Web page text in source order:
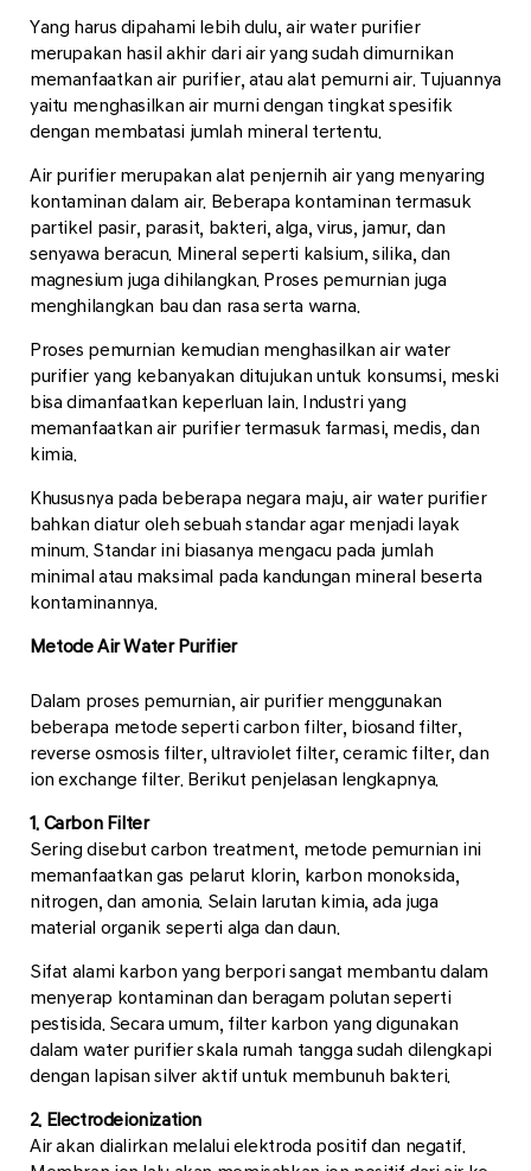
Yang harus dipahami lebih dulu, air water purifier
merupakan hasil akhir dari air yang sudah dimurnikan
memanfaatkan air purifier, atau alat pemurni air. Tujuannya
yaitu menghasilkan air murni dengan tingkat spesifik
dengan membatasi jumlah mineral tertentu.
Air purifier merupakan alat penjernih air yang menyaring
kontaminan dalam air. Beberapa kontaminan termasuk
partikel pasir, parasit, bakteri, alga, virus, jamur, dan
senyawa beracun. Mineral seperti kalsium, silika, dan
magnesium juga dihilangkan. Proses pemurnian juga
menghilangkan bau dan rasa serta warna.
Proses pemurnian kemudian menghasilkan air water
purifier yang kebanyakan ditujukan untuk konsumsi, meski
bisa dimanfaatkan keperluan lain. Industri yang
memanfaatkan air purifier termasuk farmasi, medis, dan
kimia.
Khususnya pada beberapa negara maju, air water purifier
bahkan diatur oleh sebuah standar agar menjadi layak
minum. Standar ini biasanya mengacu pada jumlah
minimal atau maksimal pada kandungan mineral beserta
kontaminannya.
Metode Air Water Purifier
Dalam proses pemurnian, air purifier menggunakan
beberapa metode seperti carbon filter, biosand filter,
reverse osmosis filter, ultraviolet filter, ceramic filter, dan
ion exchange filter. Berikut penjelasan lengkapnya.
1. Carbon Filter
Sering disebut carbon treatment, metode pemurnian ini
memanfaatkan gas pelarut klorin, karbon monoksida,
nitrogen, dan amonia. Selain larutan kimia, ada juga
material organik seperti alga dan daun.
Sifat alami karbon yang berpori sangat membantu dalam
menyerap kontaminan dan beragam polutan seperti
pestisida. Secara umum, filter karbon yang digunakan
dalam water purifier skala rumah tangga sudah dilengkapi
dengan lapisan silver aktif untuk membunuh bakteri.
2. Electrodeionization
Air akan dialirkan melalui elektroda positif dan negatif.